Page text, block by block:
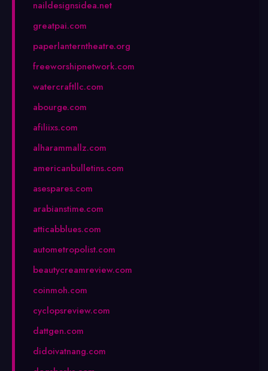
naildesignsidea.net
greatpai.com
paperlanterntheatre.org
freeworshipnetwork.com
watercraftllc.com
abourge.com
afiliixs.com
alharammallz.com
americanbulletins.com
asespares.com
arabianstime.com
atticabblues.com
autometropolist.com
beautycreamreview.com
coinmoh.com
cyclopsreview.com
dattgen.com
didoivatnang.com